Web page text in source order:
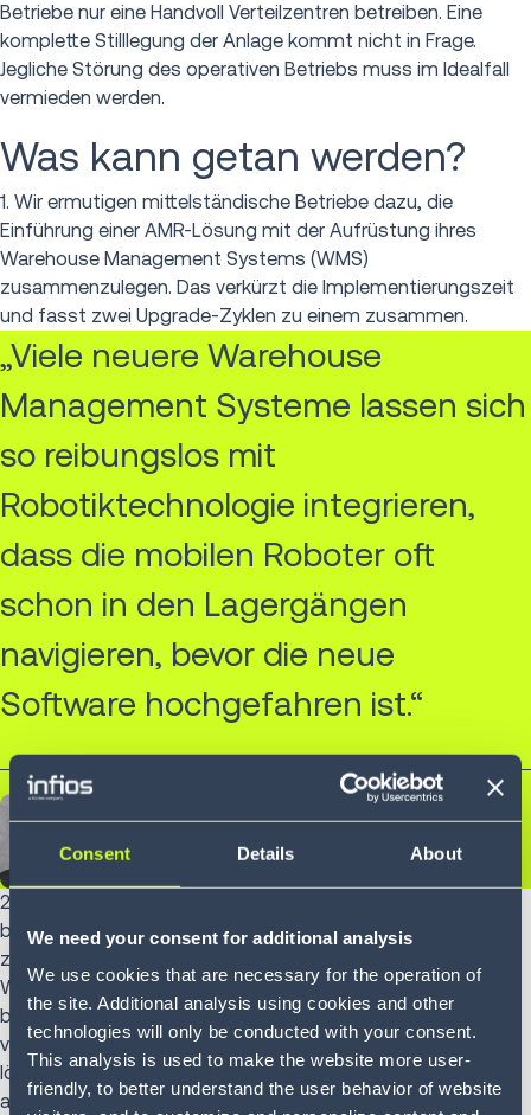
Consent Details About
We need your consent for additional analysis
We use cookies that are necessary for the operation of
the site. Additional analysis using cookies and other
technologies will only be conducted with your consent.
This analysis is used to make the website more user-
friendly, to better understand the user behavior of website
Betriebe nur eine Handvoll Verteilzentren betreiben. Eine
komplette Stilllegung der Anlage kommt nicht in Frage.
Jegliche Störung des operativen Betriebs muss im Idealfall
vermieden werden.
Was kann getan werden?
1. Wir ermutigen mittelständische Betriebe dazu, die
Einführung einer AMR-Lösung mit der Aufrüstung ihres
Warehouse Management Systems (WMS)
zusammenzulegen. Das verkürzt die Implementierungszeit
und fasst zwei Upgrade-Zyklen zu einem zusammen.
„Viele neuere Warehouse
Management Systeme lassen sich
so reibungslos mit
Robotiktechnologie integrieren,
dass die mobilen Roboter oft
schon in den Lagergängen
navigieren, bevor die neue
Software hochgefahren ist.“
John Santagate
Vice President Robotics & Voice, Infios
2. Der Gedanke an ein Lagerautomatisierungsvorhaben
bringt oft unmittelbare Platz- und Ressourcenproblemen
zum Vorschein. Lagerbetreiber müssen Wege finden, um
Wachstumpläne mit dem, was sie haben, in Einklang zu
bringen. Dafür müssen bis auf Weiteres auch die eigenen
vier Wände herhalten. Flexible Automatisierungslösungen
lösen dieses Problem und sind grundsätzlich darauf
ausgerichtet, auf kleiner Fläche mehr zu bewegen.